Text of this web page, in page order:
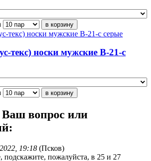
текс) носки мужские В-21-с
вопрос или
19:18 (Псков)
подскажите, пожалуйста, в 25 и 27